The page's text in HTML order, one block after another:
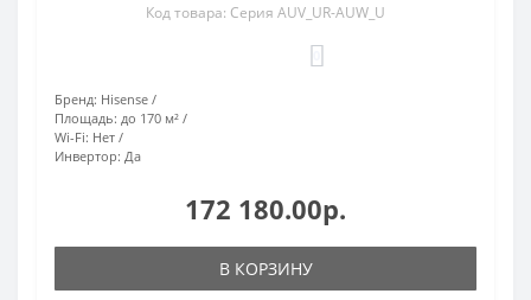
Код товара: Серия AUV_UR-AUW_U
Бренд: Hisense
Площадь: до 170 м²
Wi-Fi: Нет
Инвертор: Да
172 180.00р.
В КОРЗИНУ